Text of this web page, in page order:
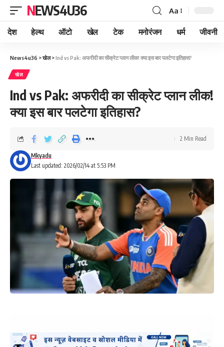
NEWS4U36 Aa
देश हेल्थ ऑटो खेल टेक मनोरंजन धर्म जीवनी
News4u36 >खेल>Ind vs Pak: अफरीदी का सीक्रेट प्लान लीक! क्या इस बार पलटेगा इतिहास?
खेल
Ind vs Pak: अफरीदी का सीक्रेट प्लान लीक!
क्या इस बार पलटेगा इतिहास?
Last updated: 2026/02/14 at 5:53 PM
Mkyadu
2 Min Read